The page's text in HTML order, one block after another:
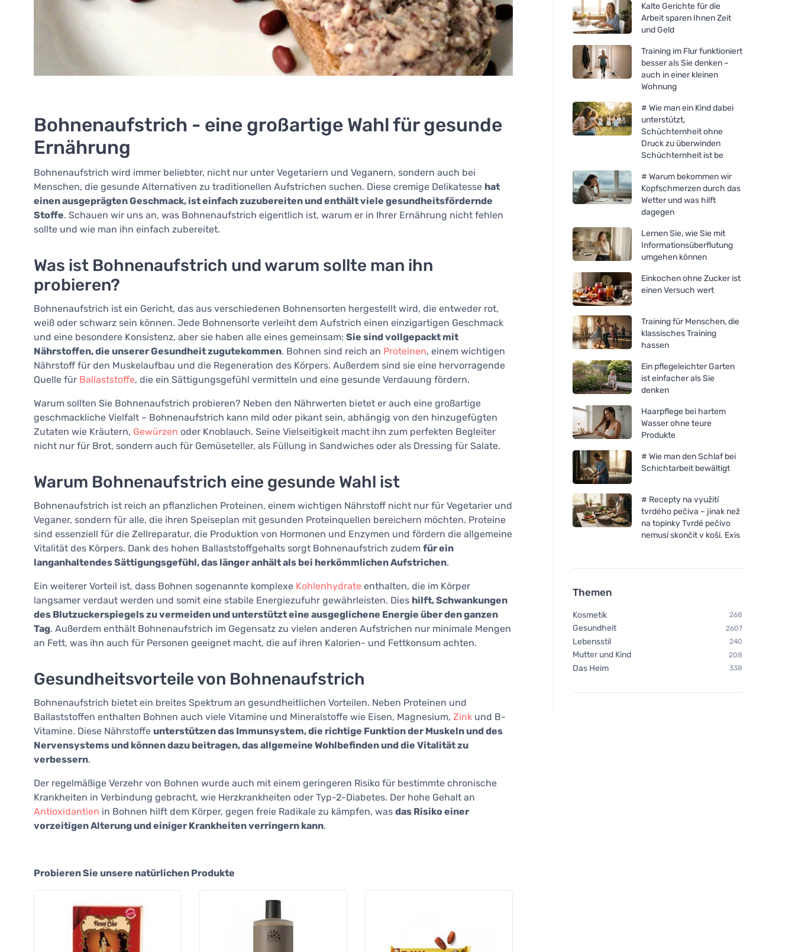
Bohnenaufstrich - eine großartige Wahl für gesunde
Ernährung
Bohnenaufstrich wird immer beliebter, nicht nur unter Vegetariern und Veganern, sondern auch bei
Menschen, die gesunde Alternativen zu traditionellen Aufstrichen suchen. Diese cremige Delikatesse hat
einen ausgeprägten Geschmack, ist einfach zuzubereiten und enthält viele gesundheitsfördernde
Stoffe. Schauen wir uns an, was Bohnenaufstrich eigentlich ist, warum er in Ihrer Ernährung nicht fehlen
sollte und wie man ihn einfach zubereitet.
Was ist Bohnenaufstrich und warum sollte man ihn
probieren?
Bohnenaufstrich ist ein Gericht, das aus verschiedenen Bohnensorten hergestellt wird, die entweder rot,
weiß oder schwarz sein können. Jede Bohnensorte verleiht dem Aufstrich einen einzigartigen Geschmack
und eine besondere Konsistenz, aber sie haben alle eines gemeinsam: Sie sind vollgepackt mit
Nährstoffen, die unserer Gesundheit zugutekommen. Bohnen sind reich an Proteinen, einem wichtigen
Nährstoff für den Muskelaufbau und die Regeneration des Körpers. Außerdem sind sie eine hervorragende
Quelle für Ballaststoffe, die ein Sättigungsgefühl vermitteln und eine gesunde Verdauung fördern.
Warum sollten Sie Bohnenaufstrich probieren? Neben den Nährwerten bietet er auch eine großartige
geschmackliche Vielfalt – Bohnenaufstrich kann mild oder pikant sein, abhängig von den hinzugefügten
Zutaten wie Kräutern, Gewürzen oder Knoblauch. Seine Vielseitigkeit macht ihn zum perfekten Begleiter
nicht nur für Brot, sondern auch für Gemüseteller, als Füllung in Sandwiches oder als Dressing für Salate.
Warum Bohnenaufstrich eine gesunde Wahl ist
Bohnenaufstrich ist reich an pflanzlichen Proteinen, einem wichtigen Nährstoff nicht nur für Vegetarier und
Veganer, sondern für alle, die ihren Speiseplan mit gesunden Proteinquellen bereichern möchten. Proteine
sind essenziell für die Zellreparatur, die Produktion von Hormonen und Enzymen und fördern die allgemeine
Vitalität des Körpers. Dank des hohen Ballaststoffgehalts sorgt Bohnenaufstrich zudem für ein
langanhaltendes Sättigungsgefühl, das länger anhält als bei herkömmlichen Aufstrichen.
Ein weiterer Vorteil ist, dass Bohnen sogenannte komplexe Kohlenhydrate enthalten, die im Körper
langsamer verdaut werden und somit eine stabile Energiezufuhr gewährleisten. Dies hilft, Schwankungen
des Blutzuckerspiegels zu vermeiden und unterstützt eine ausgeglichene Energie über den ganzen
Tag. Außerdem enthält Bohnenaufstrich im Gegensatz zu vielen anderen Aufstrichen nur minimale Mengen
an Fett, was ihn auch für Personen geeignet macht, die auf ihren Kalorien- und Fettkonsum achten.
Gesundheitsvorteile von Bohnenaufstrich
Bohnenaufstrich bietet ein breites Spektrum an gesundheitlichen Vorteilen. Neben Proteinen und
Ballaststoffen enthalten Bohnen auch viele Vitamine und Mineralstoffe wie Eisen, Magnesium, Zink und B-
Vitamine. Diese Nährstoffe unterstützen das Immunsystem, die richtige Funktion der Muskeln und des
Nervensystems und können dazu beitragen, das allgemeine Wohlbefinden und die Vitalität zu
verbessern.
Der regelmäßige Verzehr von Bohnen wurde auch mit einem geringeren Risiko für bestimmte chronische
Krankheiten in Verbindung gebracht, wie Herzkrankheiten oder Typ-2-Diabetes. Der hohe Gehalt an
Antioxidantien in Bohnen hilft dem Körper, gegen freie Radikale zu kämpfen, was das Risiko einer
vorzeitigen Alterung und einiger Krankheiten verringern kann.
Probieren Sie unsere natürlichen Produkte
Kalte Gerichte für die
Arbeit sparen Ihnen Zeit
und Geld
Training im Flur funktioniert
besser als Sie denken –
auch in einer kleinen
Wohnung
# Wie man ein Kind dabei
unterstützt,
Schüchternheit ohne
Druck zu überwinden
Schüchternheit ist be
# Warum bekommen wir
Kopfschmerzen durch das
Wetter und was hilft
dagegen
Lernen Sie, wie Sie mit
Informationsüberflutung
umgehen können
Einkochen ohne Zucker ist
einen Versuch wert
Training für Menschen, die
klassisches Training
hassen
Ein pflegeleichter Garten
ist einfacher als Sie
denken
Haarpflege bei hartem
Wasser ohne teure
Produkte
# Wie man den Schlaf bei
Schichtarbeit bewältigt
# Recepty na využití
tvrdého pečiva – jinak než
na topinky Tvrdé pečivo
nemusí skončit v koši. Exis
Themen
Kosmetik 268
Gesundheit 2607
Lebensstil 240
Mutter und Kind 208
Das Heim 338